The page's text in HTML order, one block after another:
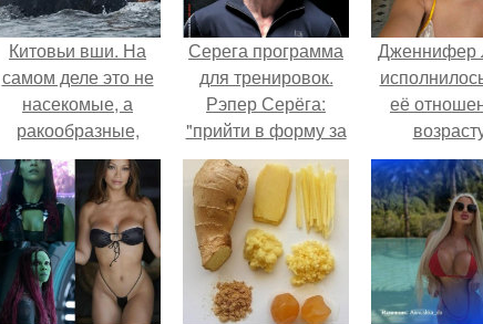
Китовьи вши. На
самом деле это не
насекомые, а
ракообразные,
относящиеся к
бокоплавам.
Серега программа
для тренировок.
Рэпер Серёга:
"прийти в форму за
99 часов -
реальность!
Дженнифер
её
говорите,
отлично
для 57.